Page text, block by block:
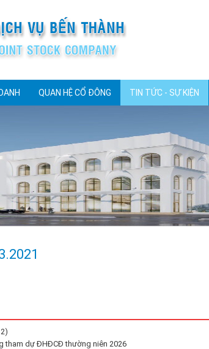
QUAN HỆ CỔ ĐÔNG TIN TỨC - SỰ KIỆN
tham dự ĐHĐCĐ thường niên 2026